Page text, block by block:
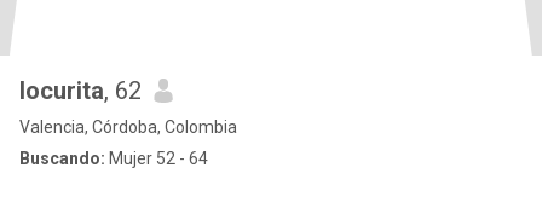
locurita, 62
Valencia, Córdoba, Colombia
Buscando: Mujer 52 - 64